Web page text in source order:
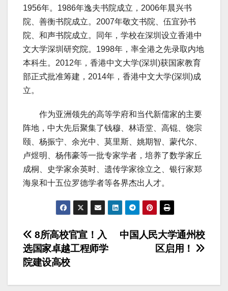
1956年。1986年逸夫书院成立，2006年晨兴书
院、善衡书院成立。2007年敬文书院、伍宜孙书
院、和声书院成立。同年，学校在深圳设立香港中
文大学深圳研究院。1998年，率全港之先录取内地
本科生。2012年，香港中文大学(深圳)获国家教育
部正式批准筹建，2014年，香港中文大学(深圳)成
立。
作为亚洲领先的高等学府和当代新儒家的主要
阵地，中大先后聚集了钱穆、林语堂、高锟、饶宗
颐、杨振宁、余光中、莫里斯、姚期智、蒙代尔、
卢煜明、杨伟豪等一批专家学者，培养了数学家丘
成桐、史学家余英时、遗传学家徐立之、银行家郑
海泉和十五位罗德学者等各界杰出人才。
文
章
导
中国人民大学通州校
区启用！
8所高校官宣！入
选国家卓越工程师学
院建设高校